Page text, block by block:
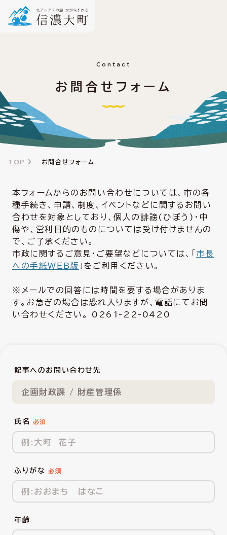
Contact
お問合せフォーム
TOP お問合せフォーム
本フォームからのお問い合わせについては、市の各
種手続き、申請、制度、イベントなどに関するお問い
合わせを対象としており、個人の誹謗(ひぼう)・中
傷や、営利目的のものについては受け付けませんの
で、ご了承ください。
市政に関するご意見・ご要望などについては、「市長
への手紙ＷＥＢ版 」をご利用ください。
※メールでの回答には時間を要する場合がありま
す。お急ぎの場合は恐れ入りますが、電話にてお問
い合わせください。 0261-22-0420
記事へのお問い合わせ先
企画財政課 / 財産管理係
氏名
ふりがな
年齢